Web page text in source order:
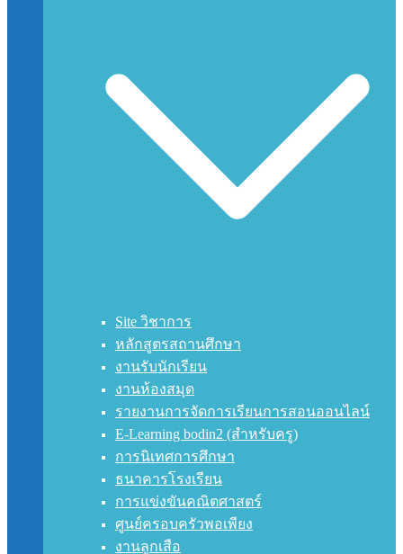
Site วิชาการ
หลักสูตรสถานศึกษา
งานรับนักเรียน
งานห้องสมุด
รายงานการจัดการเรียนการสอนออนไลน์
E-Learning bodin2 (สำหรับครู)
การนิเทศการศึกษา
ธนาคารโรงเรียน
การแข่งขันคณิตศาสตร์
ศูนย์ครอบครัวพอเพียง
งานลูกเสือ